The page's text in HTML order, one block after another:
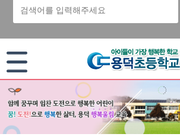
이 누리집은 대한민국 공식 전자정부